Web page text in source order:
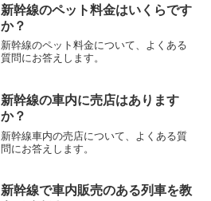
新幹線のペット料金はいくらです
か？
新幹線のペット料金について、よくある
質問にお答えします。
新幹線の車内に売店はあります
か？
新幹線車内の売店について、よくある質
問にお答えします。
新幹線で車内販売のある列車を教